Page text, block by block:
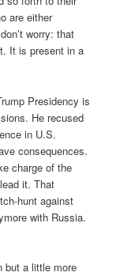
are either
worry: that
It is present in a
Presidency is
He recused
in U.S.
consequences.
charge of the
it. That
hunt against
with Russia.
but a little more